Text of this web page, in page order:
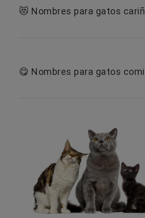
😻 Nombres para gatos
😋 Nombres para gatos